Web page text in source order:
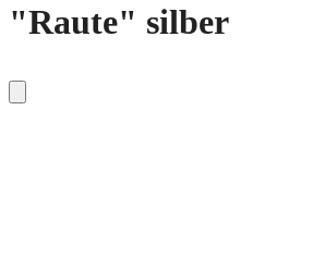
"Raute" silber